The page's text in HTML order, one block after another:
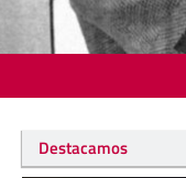
Destacamos